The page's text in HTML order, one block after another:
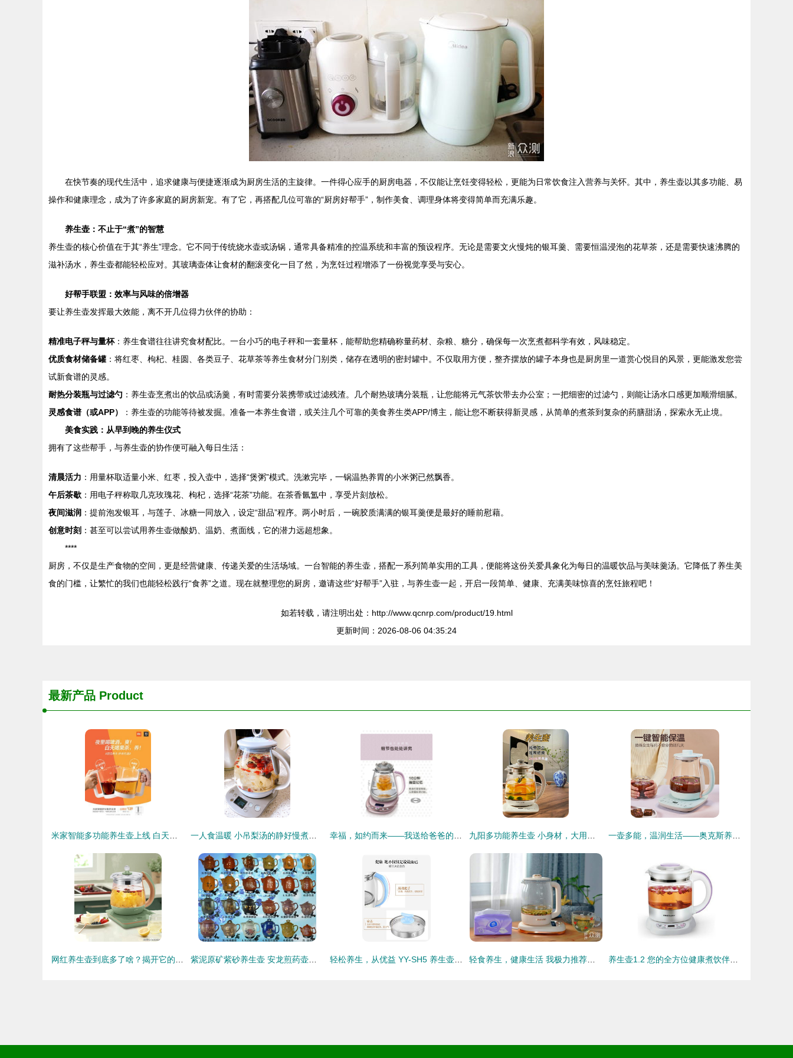
在快节奏的现代生活中，追求健康与便捷逐渐成为厨房生活的主旋律。一件得心应手的厨房电器，不仅能让烹饪变得轻松，更能为日常饮食注入营养与关怀。其中，养生壶以其多功能、易
操作和健康理念，成为了许多家庭的厨房新宠。有了它，再搭配几位可靠的“厨房好帮手”，制作美食、调理身体将变得简单而充满乐趣。
养生壶：不止于“煮”的智慧
养生壶的核心价值在于其“养生”理念。它不同于传统烧水壶或汤锅，通常具备精准的控温系统和丰富的预设程序。无论是需要文火慢炖的银耳羹、需要恒温浸泡的花草茶，还是需要快速沸腾的
滋补汤水，养生壶都能轻松应对。其玻璃壶体让食材的翻滚变化一目了然，为烹饪过程增添了一份视觉享受与安心。
好帮手联盟：效率与风味的倍增器
要让养生壶发挥最大效能，离不开几位得力伙伴的协助：
精准电子秤与量杯：养生食谱往往讲究食材配比。一台小巧的电子秤和一套量杯，能帮助您精确称量药材、杂粮、糖分，确保每一次烹煮都科学有效，风味稳定。
优质食材储备罐 ：将红枣、枸杞、桂圆、各类豆子、花草茶等养生食材分门别类，储存在透明的密封罐中。不仅取用方便，整齐摆放的罐子本身也是厨房里一道赏心悦目的风景，更能激发您尝
试新食谱的灵感。
耐热分装瓶与过滤勺 ：养生壶烹煮出的饮品或汤羹，有时需要分装携带或过滤残渣。几个耐热玻璃分装瓶，让您能将元气茶饮带去办公室；一把细密的过滤勺，则能让汤水口感更加顺滑细腻。
灵感食谱（或APP）
：养生壶的功能等待被发掘。准备一本养生食谱，或关注几个可靠的美食养生类APP/博主，能让您不断获得新灵感，从简单的煮茶到复杂的药膳甜汤，探索永无止境。
美食实践：从早到晚的养生仪式
拥有了这些帮手，与养生壶的协作便可融入每日生活：
清晨活力 ：用量杯取适量小米、红枣，投入壶中，选择“煲粥”模式。洗漱完毕，一锅温热养胃的小米粥已然飘香。
午后茶歇 ：用电子秤称取几克玫瑰花、枸杞，选择“花茶”功能。在茶香氤氲中，享受片刻放松。
夜间滋润 ：提前泡发银耳，与莲子、冰糖一同放入，设定“甜品”程序。两小时后，一碗胶质满满的银耳羹便是最好的睡前慰藉。
创意时刻 ：甚至可以尝试用养生壶做酸奶、温奶、煮面线，它的潜力远超想象。
****
厨房，不仅是生产食物的空间，更是经营健康、传递关爱的生活场域。一台智能的养生壶，搭配一系列简单实用的工具，便能将这份关爱具象化为每日的温暖饮品与美味羹汤。它降低了养生美
食的门槛，让繁忙的我们也能轻松践行“食养”之道。现在就整理您的厨房，邀请这些“好帮手”入驻，与养生壶一起，开启一段简单、健康、充满美味惊喜的烹饪旅程吧！
如若转载，请注明出处：http://www.qcnrp.com/product/19.html
更新时间：2026-08-06 04:35:24
最新产品 Product